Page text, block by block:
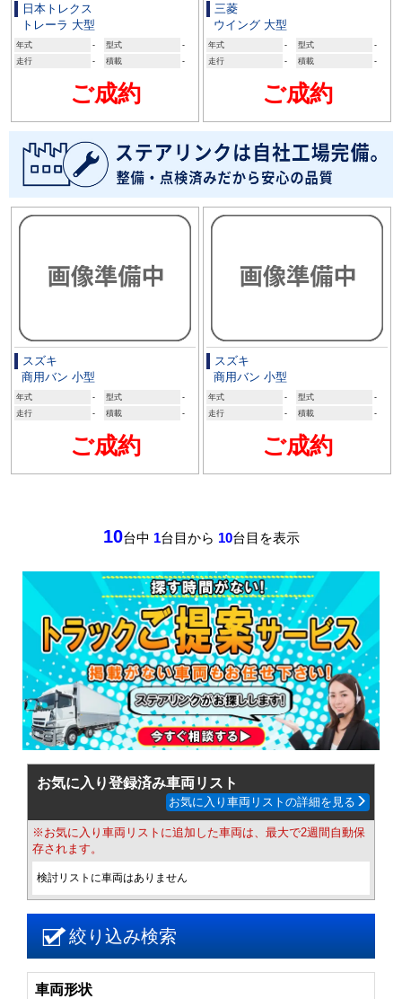
日本トレクス
トレーラ 大型
年式 - 型式
-
走行
- 積載 -
ご成約
三菱
ウイング 大型
年式 - 型式
-
走行
- 積載 -
ご成約
スズキ
商用バン 小型
年式 - 型式
-
走行
- 積載 -
ご成約
スズキ
商用バン 小型
年式 - 型式
-
走行
- 積載 -
ご成約
10台中 1台目から 10台目を表示
お気に入り登録済み車両リスト
お気に入り車両リストの詳細を見る
※お気に入り車両リストに追加した車両は、最大で2週間自動保
存されます。
検討リストに車両はありません
絞り込み検索
車両形状